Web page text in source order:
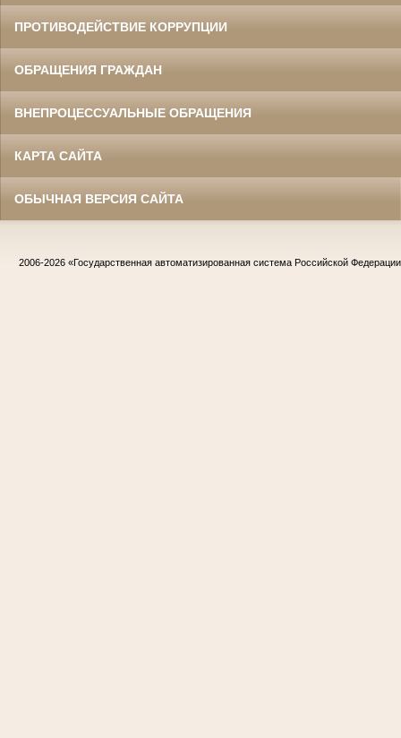
ПРОТИВОДЕЙСТВИЕ КОРРУПЦИИ
ОБРАЩЕНИЯ ГРАЖДАН
ВНЕПРОЦЕССУАЛЬНЫЕ ОБРАЩЕНИЯ
КАРТА САЙТА
ОБЫЧНАЯ ВЕРСИЯ САЙТА
2006-2026 «Государственная автоматизированная система Российской